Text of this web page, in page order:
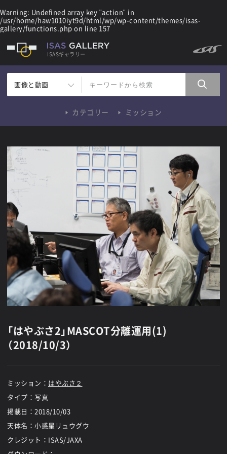
Warning: Undefined array key "action" in
/usr/home/haw1010iyt9d/html/wp/wp-content/themes/isas-
gallery/functions.php on line 157
ISASギャラリー
画像と動画
カテゴリー ミッション
「はやぶさ2」MASCOT分離運用(1)
（2018/10/3）
ミッション： はやぶさ２
タイプ：写真
掲載日： 2018/10/03
天体名：小惑星リュウグウ
クレジット：ISAS/JAXA